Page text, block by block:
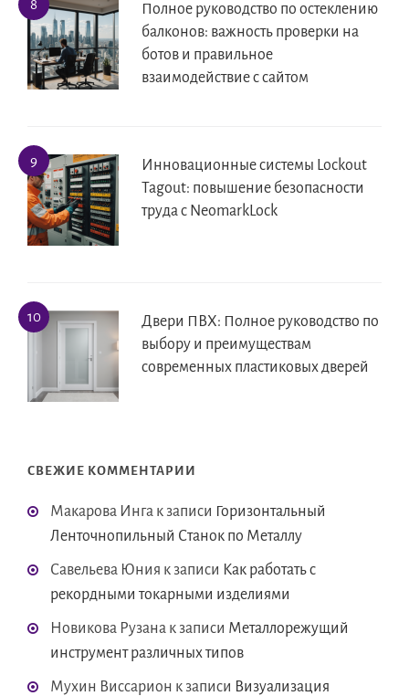
Полное руководство по остеклению
балконов: важность проверки на
ботов и правильное
взаимодействие с сайтом
Инновационные системы Lockout
Tagout: повышение безопасности
труда с NeomarkLock
Двери ПВХ: Полное руководство по
выбору и преимуществам
современных пластиковых дверей
СВЕЖИЕ КОММЕНТАРИИ
Макарова Инга к записи Горизонтальный
Ленточнопильный Станок по Металлу
Савельева Юния к записи Как работать с
рекордными токарными изделиями
Новикова Рузана к записи Металлорежущий
инструмент различных типов
Мухин Виссарион к записи Визуализация